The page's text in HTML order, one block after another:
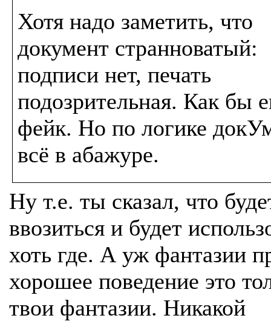
Хотя надо заметить, что
документ странноватый:
подписи нет, печать
подозрительная. Как бы
фейк. Но по логике
всё в абажуре.
Ну т.е. ты сказал, что
ввозиться и будет
хоть где. А уж фантазии
хорошее поведение это
твои фантазии. Никакой